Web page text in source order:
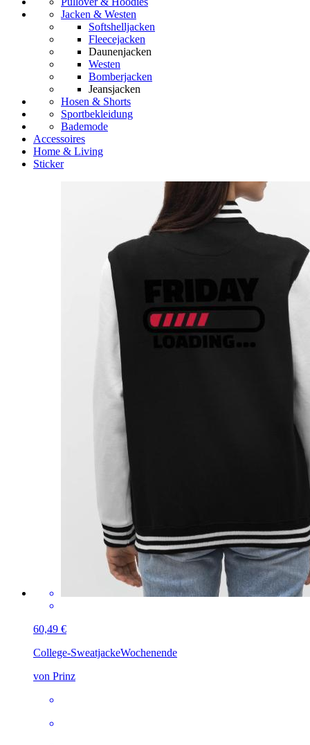
Jacken & Westen
Softshelljacken
Fleecejacken
Daunenjacken
Westen
Bomberjacken
Jeansjacken
Hosen & Shorts
Sportbekleidung
Bademode
Accessoires
Home & Living
Sticker
60,49 €
College-SweatjackeWochenende
von Prinz